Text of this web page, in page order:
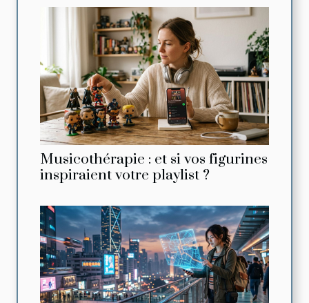
Musicothérapie : et si vos figurines
inspiraient votre playlist ?